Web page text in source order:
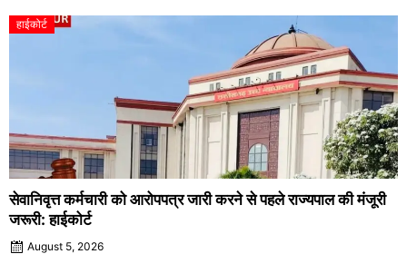
हाईकोर्ट
सेवानिवृत्त कर्मचारी को आरोपपत्र जारी करने से पहले राज्यपाल की मंजूरी
जरूरी: हाईकोर्ट
August 5, 2026